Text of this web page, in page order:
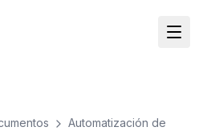
Automatización de